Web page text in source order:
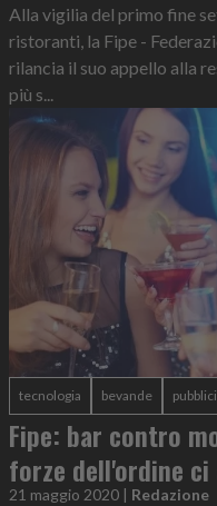
Alla vigilia del primo fine
ristoranti, la Fipe -
rilancia il suo appello alla
più s...
tecnologia bevande
Fipe: bar contro
forze dell'ordine
21 maggio 2020 | Redazione